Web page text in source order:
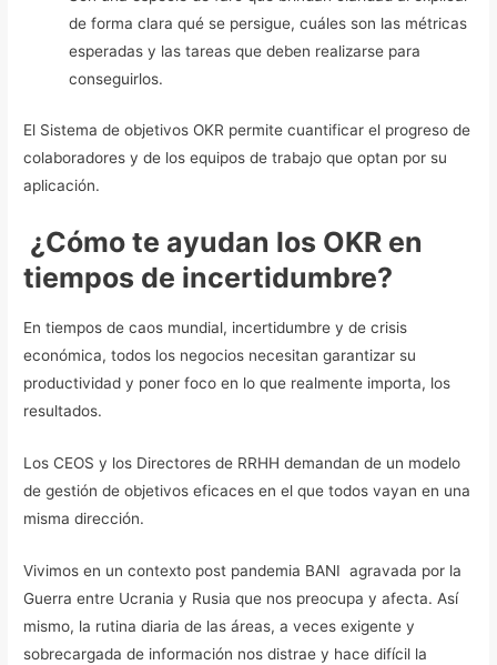
de forma clara qué se persigue, cuáles son las métricas
esperadas y las tareas que deben realizarse para
conseguirlos.
El Sistema de objetivos OKR permite cuantificar el progreso de
colaboradores y de los equipos de trabajo que optan por su
aplicación.
¿Cómo te ayudan los OKR en
tiempos de incertidumbre?
En tiempos de caos mundial, incertidumbre y de crisis
económica, todos los negocios necesitan garantizar su
productividad y poner foco en lo que realmente importa, los
resultados.
Los CEOS y los Directores de RRHH demandan de un modelo
de gestión de objetivos eficaces en el que todos vayan en una
misma dirección.
Vivimos en un contexto post pandemia BANI agravada por la
Guerra entre Ucrania y Rusia que nos preocupa y afecta. Así
mismo, la rutina diaria de las áreas, a veces exigente y
sobrecargada de información nos distrae y hace difícil la